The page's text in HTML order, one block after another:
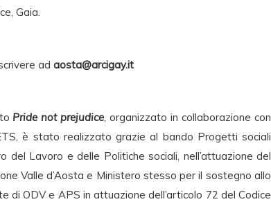
Gaia.
ad aosta@arcigay.it
Pride not prejudice, organizzato in collaborazione con
è stato realizzato grazie al bando Progetti sociali
del Lavoro e delle Politiche sociali, nell’attuazione del
Valle d’Aosta e Ministero stesso per il sostegno allo
ODV e APS in attuazione dell’articolo 72 del Codice